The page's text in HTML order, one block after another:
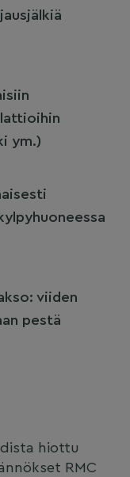
ym.)
viiden
pestä
hiottu
RMC